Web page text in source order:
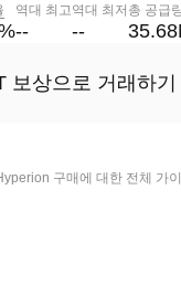
역대 최고
--
역대 최저
--
총 공급
보상으로 거래하기
구매에 대한 전체 가